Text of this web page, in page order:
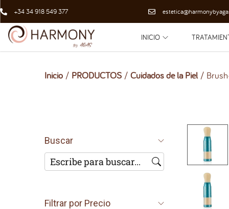
+34 34 918 549 377
INICIO
Inicio / PRODUCTOS / Cuidados de la Piel /
Buscar
Filtrar por Precio